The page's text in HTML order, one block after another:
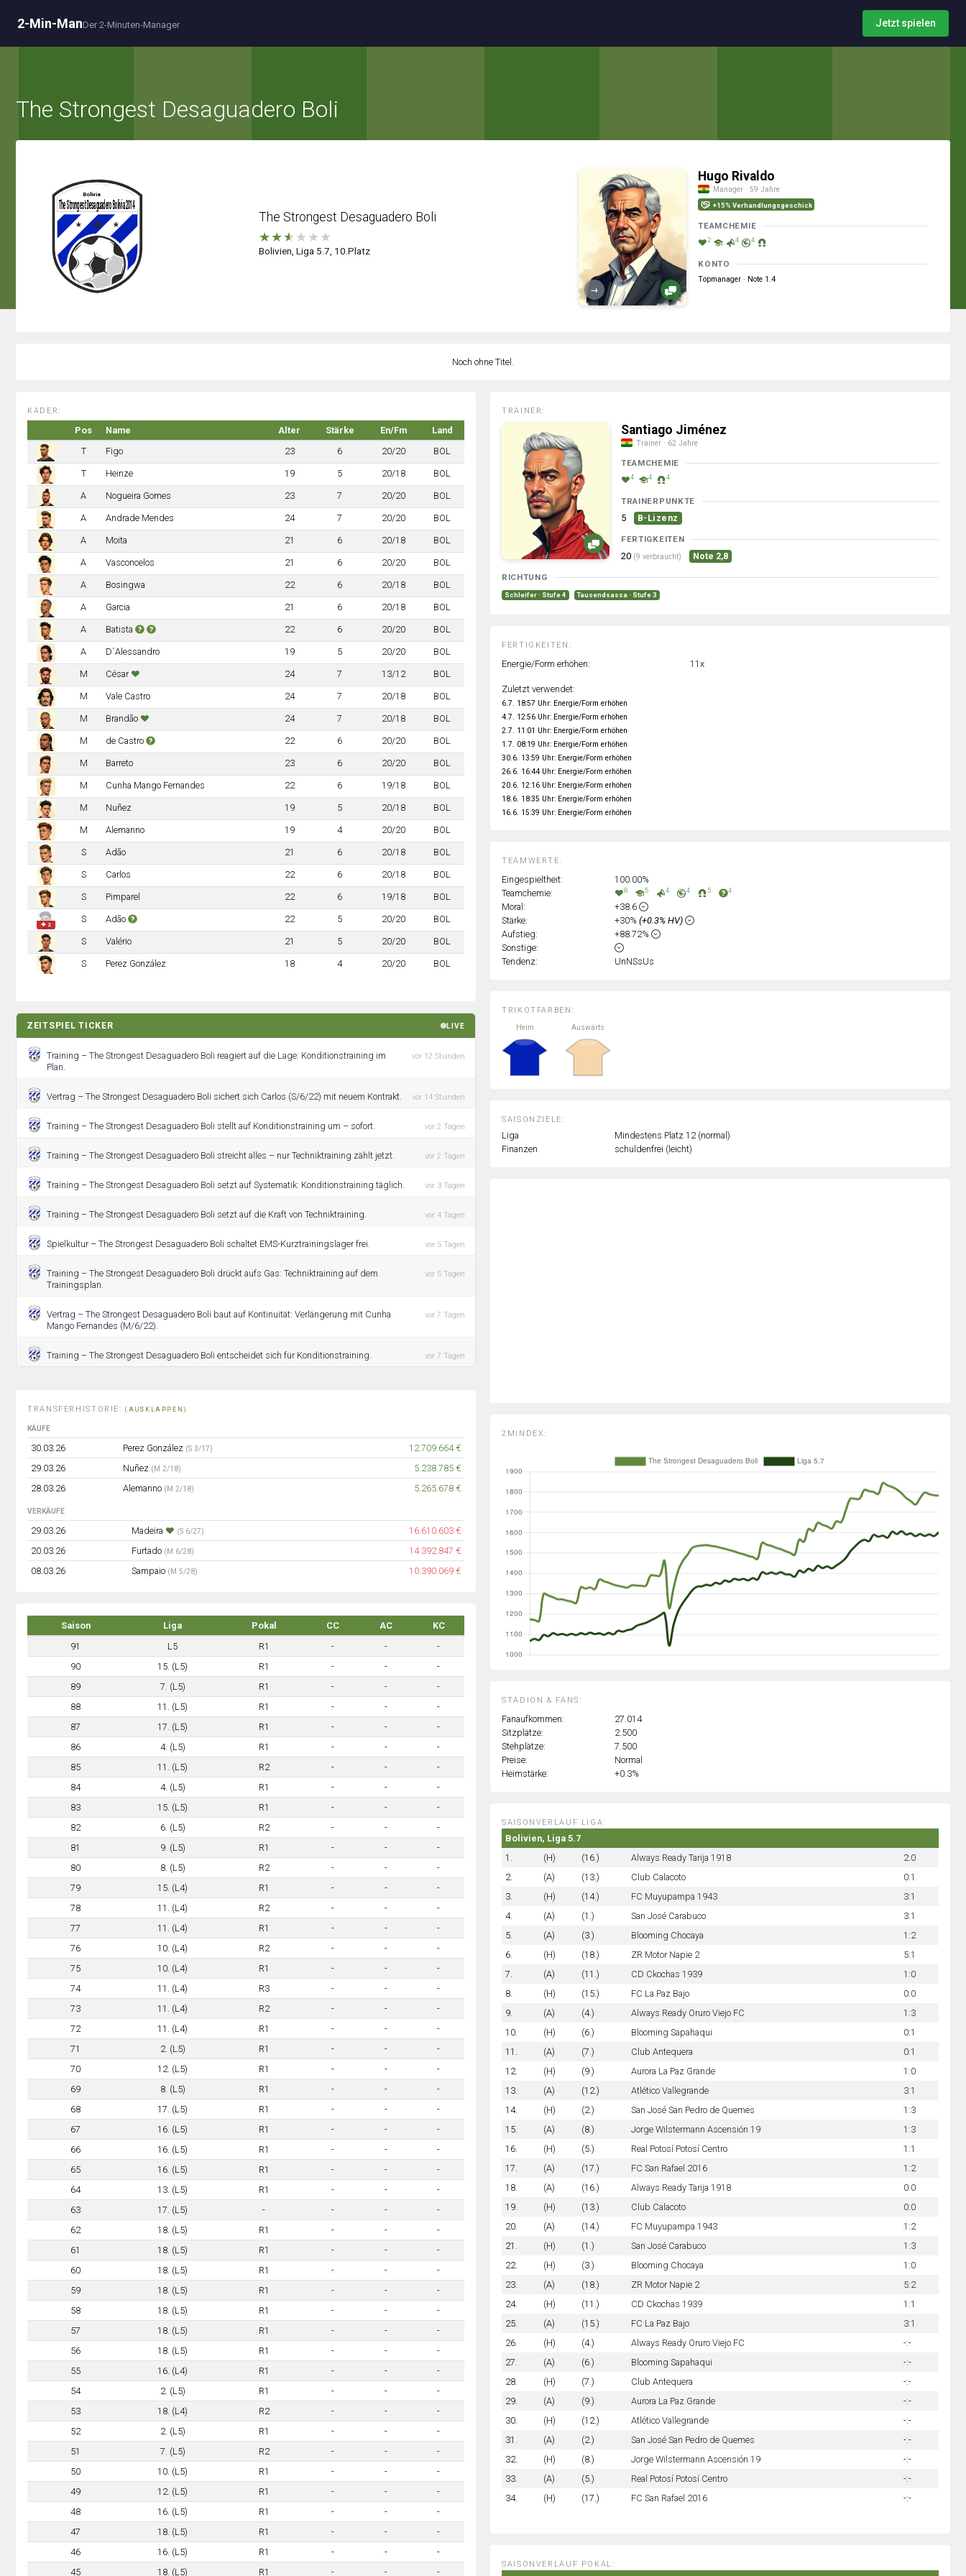
2-Min-ManDer 2-Minuten-Manager Jetzt spielen
The Strongest Desaguadero Boli
The Strongest Desaguadero Boli
★★★ ★ ★ ★
Bolivien, Liga 5.7, 10.Platz
→
Hugo Rivaldo
Manager · 59 Jahre
+15% Verhandlungsgeschick
TEAMCHEMIE
2 4 4
KONTO
Topmanager · Note 1.4
Noch ohne Titel.
KADER:
Pos Name Alter Stärke En/Fm
Land
T
Figo 23 6 20/20 BOL
T Heinze 19 5 20/18 BOL
A Nogueira Gomes 23 7 20/20 BOL
A Andrade Mendes 24 7 20/20 BOL
A Moita 21 6 20/18 BOL
A Vasconcelos 21 6 20/20 BOL
A Bosingwa 22 6 20/18 BOL
A Garcia 21 6 20/18 BOL
A Batista 22 6 20/20 BOL
A D´Alessandro 19 5 20/20 BOL
M César 24 7 13/12 BOL
M Vale Castro 24 7 20/18 BOL
M Brandão 24 7 20/18 BOL
M de Castro 22 6 20/20 BOL
M Barreto 23 6 20/20 BOL
M Cunha Mango Fernandes 22 6 19/18 BOL
M Nuñez 19 5 20/18 BOL
M Alemanno 19 4 20/20 BOL
S Adão 21 6 20/18 BOL
S Carlos 22 6 20/18 BOL
S Pimparel 22 6 19/18 BOL
✚ 2
S Adão 22 5 20/20 BOL
S Valério 21 5 20/20 BOL
S Perez González 18 4 20/20 BOL
ZEITSPIEL TICKER LIVE
Training – The Strongest Desaguadero Boli reagiert auf die Lage: Konditionstraining im
Plan.
vor 12 Stunden
Vertrag – The Strongest Desaguadero Boli sichert sich Carlos (S/6/22) mit neuem Kontrakt. vor 14 Stunden
Training – The Strongest Desaguadero Boli stellt auf Konditionstraining um – sofort. vor 2 Tagen
Training – The Strongest Desaguadero Boli streicht alles – nur Techniktraining zählt jetzt. vor 2 Tagen
Training – The Strongest Desaguadero Boli setzt auf Systematik: Konditionstraining täglich. vor 3 Tagen
Training – The Strongest Desaguadero Boli setzt auf die Kraft von Techniktraining. vor 4 Tagen
Spielkultur – The Strongest Desaguadero Boli schaltet EMS-Kurztrainingslager frei. vor 5 Tagen
Training – The Strongest Desaguadero Boli drückt aufs Gas: Techniktraining auf dem
Trainingsplan.
vor 5 Tagen
Vertrag – The Strongest Desaguadero Boli baut auf Kontinuität: Verlängerung mit Cunha
Mango Fernandes (M/6/22).
vor 7 Tagen
Training – The Strongest Desaguadero Boli entscheidet sich für Konditionstraining. vor 7 Tagen
TRANSFERHISTORIE:(AUSKLAPPEN)
KÄUFE
30.03.26 Perez González (S 3/17)
12.709.664 €
29.03.26
Nuñez (M 2/18)
5.238.785 €
28.03.26
Alemanno (M 2/18) 5.265.678 €
VERKÄUFE
29.03.26 Madeira (S 6/27)
16.610.603 €
20.03.26
Furtado (M 6/28)
14.392.847 €
08.03.26
Sampaio (M 5/28) 10.390.069 €
Saison Liga Pokal CC AC
KC
91
L5 R1 - -
-
90
15. (L5) R1 - -
-
89
7. (L5) R1 - -
-
88
11. (L5) R1 - -
-
87
17. (L5) R1 - -
-
86
4. (L5) R1 - -
-
85
11. (L5) R2 - -
-
84
4. (L5) R1 - -
-
83
15. (L5) R1 - -
-
82
6. (L5) R2 - -
-
81
9. (L5) R1 - -
-
80
8. (L5) R2 - -
-
79
15. (L4) R1 - -
-
78
11. (L4) R2 - -
-
77
11. (L4) R1 - -
-
76
10. (L4) R2 - -
-
75
10. (L4) R1 - -
-
74
11. (L4) R3 - -
-
73
11. (L4) R2 - -
-
72
11. (L4) R1 - -
-
71
2. (L5) R1 - -
-
70
12. (L5) R1 - -
-
69
8. (L5) R1 - -
-
68
17. (L5) R1 - -
-
67
16. (L5) R1 - -
-
66
16. (L5) R1 - -
-
65
16. (L5) R1 - -
-
64
13. (L5) R1 - -
-
63
17. (L5) - - -
-
62
18. (L5) R1 - -
-
61
18. (L5) R1 - -
-
60
18. (L5) R1 - -
-
59
18. (L5) R1 - -
-
58
18. (L5) R1 - -
-
57
18. (L5) R1 - -
-
56
18. (L5) R1 - -
-
55
16. (L4) R1 - -
-
54
2. (L5) R1 - -
-
53
18. (L4) R2 - -
-
52
2. (L5) R1 - -
-
51
7. (L5) R2 - -
-
50
10. (L5) R1 - -
-
49
12. (L5) R1 - -
-
48
16. (L5) R1 - -
-
47
18. (L5) R1 - -
-
46
16. (L5) R1 - -
-
45
18. (L5) R1 - - -
TRIKOTFARBEN:
Heim
Auswärts
SAISONZIELE:
Liga
Mindestens Platz 12 (normal)
Finanzen
schuldenfrei (leicht)
2MINDEX:
TEAMWERTE:
Eingespieltheit:
100.00%
Teamchemie:
8 5 4 4 5 4
Moral:
+38.6
Stärke:
+30% (+0.3% HV)
Aufstieg:
+88.72%
Sonstige:
Tendenz:
UnNSsUs
TRAINER:
Santiago Jiménez
Trainer · 62 Jahre
TEAMCHEMIE
4 4 4
TRAINERPUNKTE
5 B-Lizenz
FERTIGKEITEN
20 (9 verbraucht) Note 2,8
RICHTUNG
Schleifer · Stufe 4 Tausendsassa · Stufe 3
FERTIGKEITEN:
Energie/Form erhöhen: 11x
Zuletzt verwendet:
6.7. 18:57 Uhr: Energie/Form erhöhen
4.7. 12:56 Uhr: Energie/Form erhöhen
2.7. 11:01 Uhr: Energie/Form erhöhen
1.7. 08:19 Uhr: Energie/Form erhöhen
30.6. 13:59 Uhr: Energie/Form erhöhen
26.6. 16:44 Uhr: Energie/Form erhöhen
20.6. 12:16 Uhr: Energie/Form erhöhen
18.6. 18:35 Uhr: Energie/Form erhöhen
16.6. 15:39 Uhr: Energie/Form erhöhen
STADION & FANS:
Fanaufkommen:
27.014
Sitzplätze:
2.500
Stehplätze:
7.500
Preise:
Normal
Heimstärke:
+0.3%
SAISONVERLAUF LIGA:
Bolivien, Liga 5.7
1.
(H) (16.) Always Ready Tarija 1918
2:0
2.
(A) (13.) Club Calacoto
0:1
3.
(H) (14.) FC Muyupampa 1943
3:1
4.
(A) (1.) San José Carabuco
3:1
5.
(A) (3.) Blooming Chocaya
1:2
6.
(H) (18.) ZR Motor Napie 2
5:1
7.
(A) (11.) CD Ckochas 1939
1:0
8.
(H) (15.) FC La Paz Bajo
0:0
9.
(A) (4.) Always Ready Oruro Viejo FC
1:3
10.
(H) (6.) Blooming Sapahaqui
0:1
11.
(A) (7.) Club Antequera
0:1
12.
(H) (9.) Aurora La Paz Grande
1:0
13.
(A) (12.) Atlético Vallegrande
3:1
14.
(H) (2.) San José San Pedro de Quemes
1:3
15.
(A) (8.) Jorge Wilstermann Ascensión 19
1:3
16.
(H) (5.) Real Potosí Potosí Centro
1:1
17.
(A) (17.) FC San Rafael 2016
1:2
18.
(A) (16.) Always Ready Tarija 1918
0:0
19.
(H) (13.) Club Calacoto
0:0
20.
(A) (14.) FC Muyupampa 1943
1:2
21.
(H) (1.) San José Carabuco
1:3
22.
(H) (3.) Blooming Chocaya
1:0
23.
(A) (18.) ZR Motor Napie 2
5:2
24.
(H) (11.) CD Ckochas 1939
1:1
25.
(A) (15.) FC La Paz Bajo
3:1
26.
(H) (4.) Always Ready Oruro Viejo FC
-:-
27.
(A) (6.) Blooming Sapahaqui
-:-
28.
(H) (7.) Club Antequera
-:-
29.
(A) (9.) Aurora La Paz Grande
-:-
30.
(H) (12.) Atlético Vallegrande
-:-
31.
(A) (2.) San José San Pedro de Quemes
-:-
32.
(H) (8.) Jorge Wilstermann Ascensión 19
-:-
33.
(A) (5.) Real Potosí Potosí Centro
-:-
34.
(H) (17.) FC San Rafael 2016 -:-
SAISONVERLAUF POKAL: